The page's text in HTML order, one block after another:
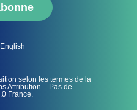
English
selon les termes de la
Attribution – Pas de
France.